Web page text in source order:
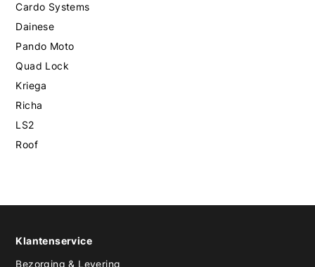
Cardo Systems
Dainese
Pando Moto
Quad Lock
Kriega
Richa
LS2
Roof
Klantenservice
Bezorging & Levering